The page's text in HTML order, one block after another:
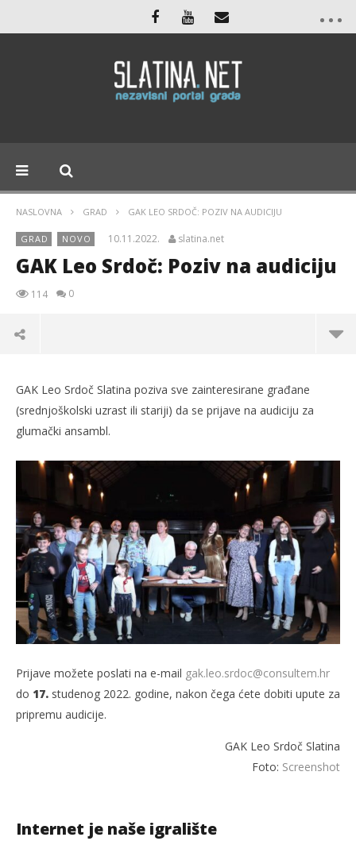
NASLOVNA GRAD GAK LEO SRDOČ: POZIV NA AUDICIJU
GRAD NOVO 10.11.2022. slatina.net
GAK Leo Srdoč: Poziv na audiciju
114 0
TRENUTNO OTVORENO
GAK Leo Srdoč: Poziv na audiciju
10.11.2022.
slatina.net
GAK Leo Srdoč Slatina poziva sve zainteresirane građane
(srednjoškolski uzrast ili stariji) da se prijave na audiciju za
glumački ansambl.
Prijave možete poslati na e-mail gak.leo.srdoc@consultem.hr
do 17. studenog 2022. godine, nakon čega ćete dobiti upute za
pripremu audicije.
GAK Leo Srdoč Slatina
Foto: Screenshot
Internet je naše igralište